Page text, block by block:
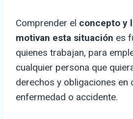
Comprender el concepto y
motivan esta situación es
quienes trabajan, para
cualquier persona que
derechos y obligaciones en
enfermedad o accidente.